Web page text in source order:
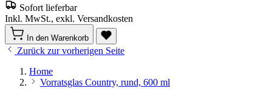
Sofort lieferbar
Inkl. MwSt., exkl. Versandkosten
In den Warenkorb
Zurück zur vorherigen Seite
Home
Vorratsglas Country, rund, 600 ml